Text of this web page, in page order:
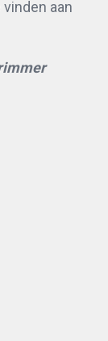
aan